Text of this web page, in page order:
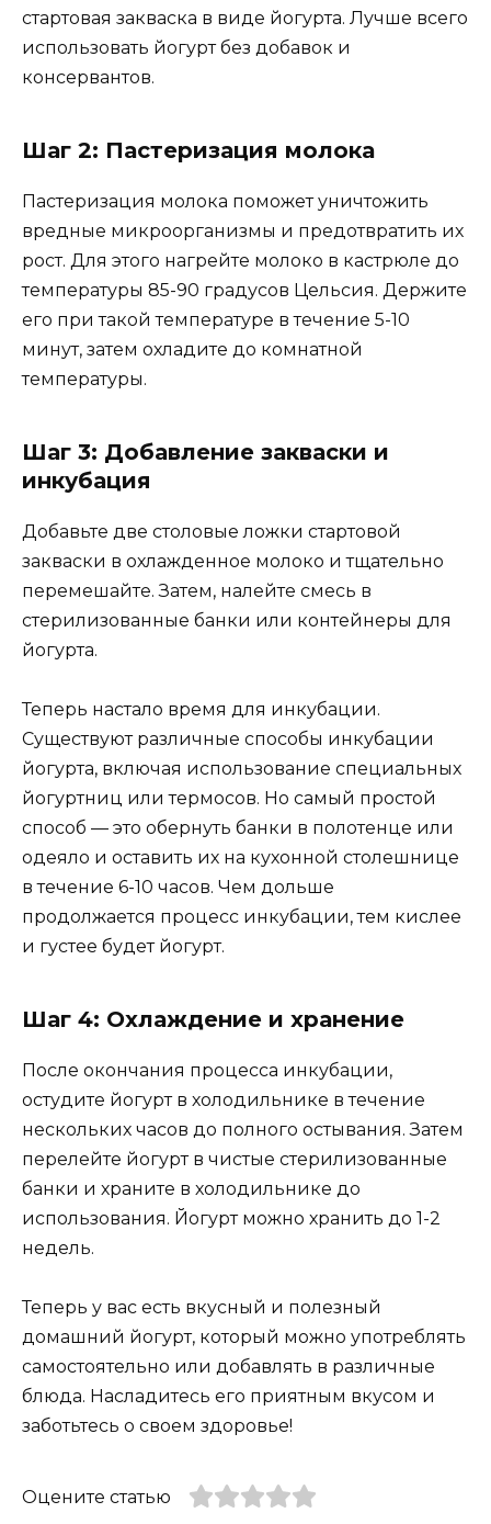
стартовая закваска в виде йогурта. Лучше всего
использовать йогурт без добавок и
консервантов.
Шаг 2: Пастеризация молока
Пастеризация молока поможет уничтожить
вредные микроорганизмы и предотвратить их
рост. Для этого нагрейте молоко в кастрюле до
температуры 85-90 градусов Цельсия. Держите
его при такой температуре в течение 5-10
минут, затем охладите до комнатной
температуры.
Шаг 3: Добавление закваски и
инкубация
Добавьте две столовые ложки стартовой
закваски в охлажденное молоко и тщательно
перемешайте. Затем, налейте смесь в
стерилизованные банки или контейнеры для
йогурта.
Теперь настало время для инкубации.
Существуют различные способы инкубации
йогурта, включая использование специальных
йогуртниц или термосов. Но самый простой
способ — это обернуть банки в полотенце или
одеяло и оставить их на кухонной столешнице
в течение 6-10 часов. Чем дольше
продолжается процесс инкубации, тем кислее
и густее будет йогурт.
Шаг 4: Охлаждение и хранение
После окончания процесса инкубации,
остудите йогурт в холодильнике в течение
нескольких часов до полного остывания. Затем
перелейте йогурт в чистые стерилизованные
банки и храните в холодильнике до
использования. Йогурт можно хранить до 1-2
недель.
Теперь у вас есть вкусный и полезный
домашний йогурт, который можно употреблять
самостоятельно или добавлять в различные
блюда. Насладитесь его приятным вкусом и
заботьтесь о своем здоровье!
Оцените статью